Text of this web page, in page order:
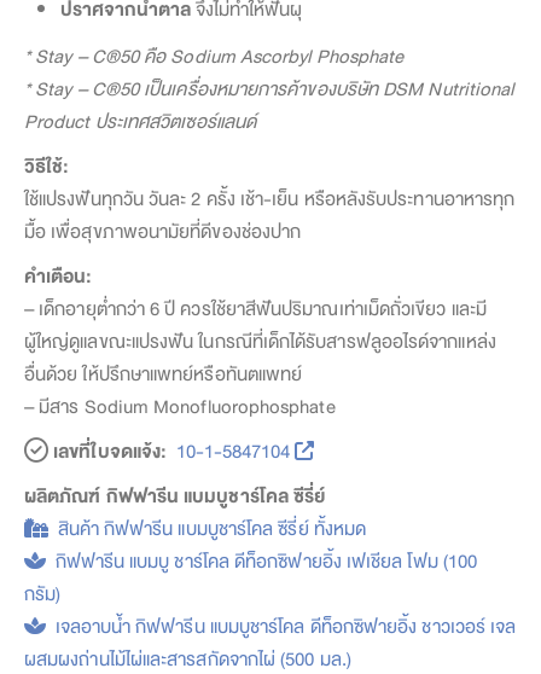
ปราศจากน้ำตาลจึงไม่ทำให้ฟันผุ
* Stay – C®50 คือ Sodium Ascorbyl Phosphate
* Stay – C®50 เป็นเครื่องหมายการค้าของบริษัท DSM Nutritional
Product ประเทศสวิตเซอร์แลนด์
วิธีใช้:
ใช้แปรงฟันทุกวัน วันละ 2 ครั้ง เช้า-เย็น หรือหลังรับประทานอาหารทุก
มื้อ เพื่อสุขภาพอนามัยที่ดีของช่องปาก
คำเตือน:
– เด็กอายุต่ำกว่า 6 ปี ควรใช้ยาสีฟันปริมาณเท่าเม็ดถั่วเขียว และมี
ผู้ใหญ่ดูแลขณะแปรงฟัน ในกรณีที่เด็กได้รับสารฟลูออไรด์จากแหล่ง
อื่นด้วย ให้ปรึกษาแพทย์หรือทันตแพทย์
– มีสาร Sodium Monofluorophosphate
เลขที่ใบจดแจ้ง: 10-1-5847104
ผลิตภัณฑ์ กิฟฟารีน แบมบูชาร์โคล ซีรี่ย์
สินค้า กิฟฟารีน แบมบูชาร์โคล ซีรี่ย์ ทั้งหมด
กิฟฟารีน แบมบู ชาร์โคล ดีท็อกซิฟายอิ้ง เฟเชียล โฟม (100
กรัม)
เจลอาบน้ำ กิฟฟารีน แบมบูชาร์โคล ดีท็อกซิฟายอิ้ง ชาวเวอร์ เจล
ผสมผงถ่านไม้ไผ่และสารสกัดจากไผ่ (500 มล.)